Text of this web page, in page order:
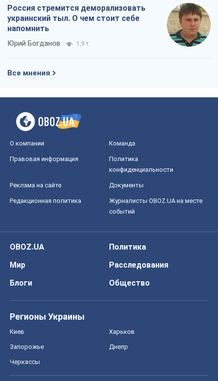
Россия стремится деморализовать
украинский тыл. О чем стоит себе
напомнить
Юрий Богданов 1,9 т.
Все мнения
О компании Команда
Правовая информация
Политика
конфиденциальности
Реклама на сайте Документы
Редакционная политика
Журналисты OBOZ.UA на месте
событий
OBOZ.UA
Политика
Мир
Расследования
Блоги
Общество
Регионы Украины
Киев Харьков
Запорожье Днепр
Черкассы